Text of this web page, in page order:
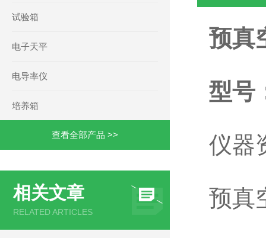
试验箱
电子天平
电导率仪
培养箱
查看全部产品 >>
相关文章
RELATED ARTICLES
预真
型号
仪器
预真